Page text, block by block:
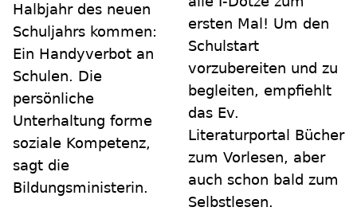
Halbjahr des neuen
Schuljahrs kommen:
Ein Handyverbot an
Schulen. Die
persönliche
Unterhaltung forme
soziale Kompetenz,
sagt die
Bildungsministerin.
ersten Mal! Um den
Schulstart
vorzubereiten und zu
begleiten, empfiehlt
das Ev.
Literaturportal Bücher
zum Vorlesen, aber
auch schon bald zum
Selbstlesen.